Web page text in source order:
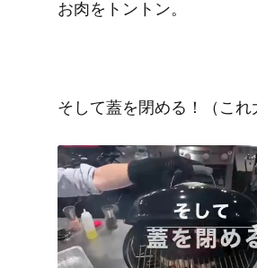
お肉をトントン。
そして蓋を閉める！（これ